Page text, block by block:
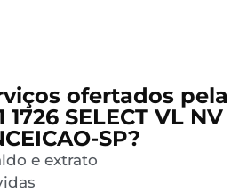
ofertados pela
SELECT VL NV
SP?
e extrato